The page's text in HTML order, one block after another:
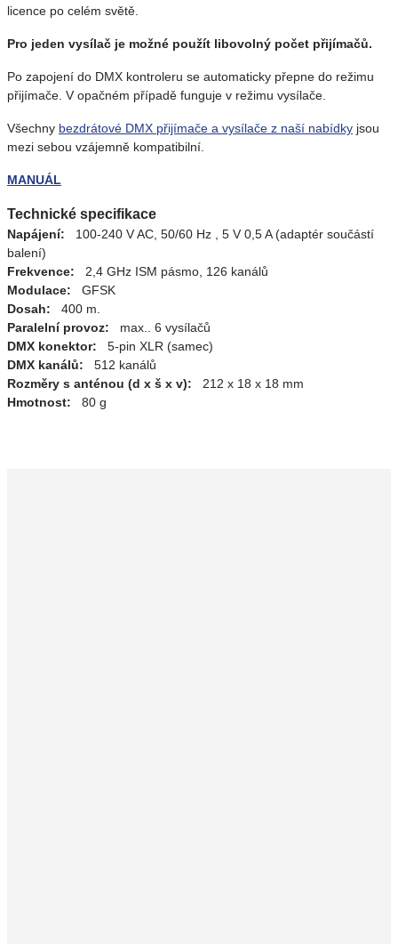
licence po celém světě.
Pro jeden vysílač je možné použít libovolný počet přijímačů.
Po zapojení do DMX kontroleru se automaticky přepne do režimu
přijímače. V opačném případě funguje v režimu vysílače.
Všechny bezdrátové DMX přijímače a vysílače z naší nabídky jsou
mezi sebou vzájemně kompatibilní.
MANUÁL
Technické specifikace
Napájení: 100-240 V AC, 50/60 Hz , 5 V 0,5 A (adaptér součástí
balení)
Frekvence: 2,4 GHz ISM pásmo, 126 kanálů
Modulace: GFSK
Dosah: 400 m.
Paralelní provoz: max.. 6 vysílačů
DMX konektor: 5-pin XLR (samec)
DMX kanálů: 512 kanálů
Rozměry s anténou (d x š x v): 212 x 18 x 18 mm
Hmotnost: 80 g